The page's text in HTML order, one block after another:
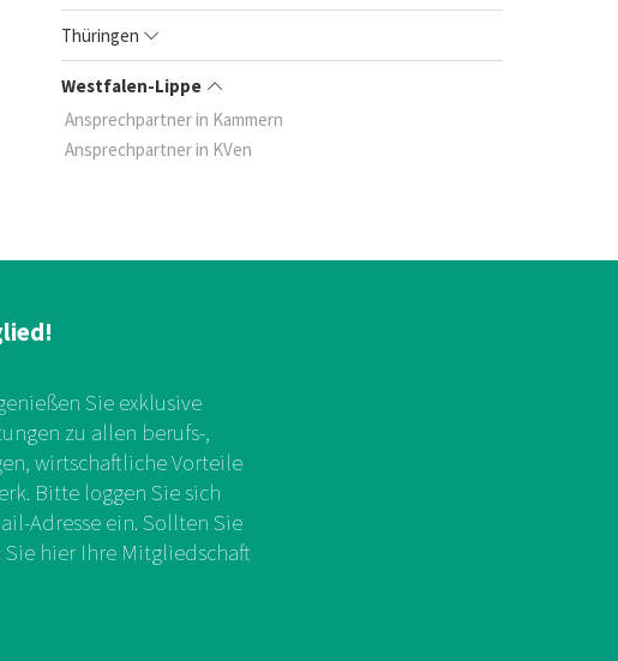
Thüringen
Westfalen-Lippe
Ansprechpartner in Kammern
Ansprechpartner in KVen
Sie exklusive
zu allen berufs-,
wirtschaftliche Vorteile
Bitte loggen Sie sich
Adresse ein. Sollten Sie
hier Ihre Mitgliedschaft